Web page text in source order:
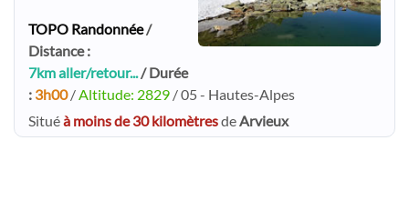
TOPO Randonnée/
Distance :
7km aller/retour.../ Durée
: 3h00/Altitude: 2829 / 05 - Hautes-Alpes
Situéà moins de 30 kilomètresdeArvieux